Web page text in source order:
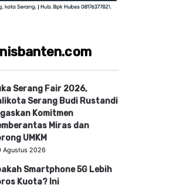
Serang Fair 2026,
Serang Budi Rustandi
Komitmen
Miras dan
UMKM
Agustus 2026
Smartphone 5G Lebih
Kuota? Ini